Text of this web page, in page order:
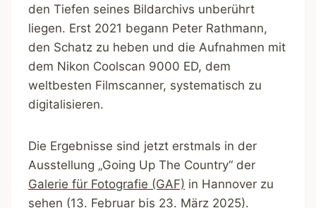
den Tiefen seines Bildarchivs unberührt
liegen. Erst 2021 begann Peter Rathmann,
den Schatz zu heben und die Aufnahmen mit
dem Nikon Coolscan 9000 ED, dem
weltbesten Filmscanner, systematisch zu
digitalisieren.
Die Ergebnisse sind jetzt erstmals in der
Ausstellung „Going Up The Country“ der
Galerie für Fotografie (GAF) in Hannover zu
sehen (13. Februar bis 23. März 2025).